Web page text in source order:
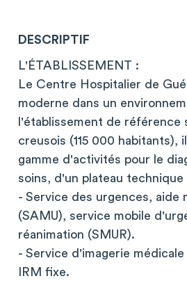
DESCRIPTIF
L'ÉTABLISSEMENT :
Le Centre Hospitalier de
moderne dans un
l'établissement de référence
creusois (115 000 habitants),
gamme d'activités pour le
soins, d'un plateau
- Service des urgences, aide
(SAMU), service mobile
réanimation (SMUR).
- Service d'imagerie
IRM fixe.